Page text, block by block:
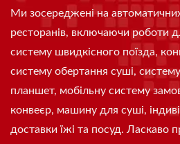
Ми зосереджені на
ресторанів, включаючи роботи
систему швидкісного поїзда,
систему обертання суші,
планшет, мобільну систему
конвеєр, машину для суші,
доставки їжі та посуд. Ласкаво